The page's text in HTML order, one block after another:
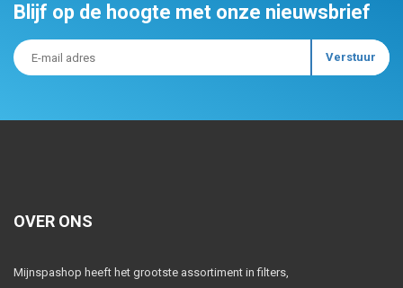
Blijf op de hoogte met onze nieuwsbrief
OVER ONS
Mijnspashop heeft het grootste assortiment in filters,